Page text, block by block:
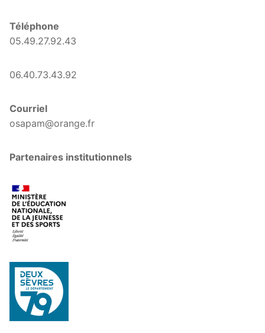
Téléphone
05.49.27.92.43
06.40.73.43.92
Courriel
osapam@orange.fr
Partenaires institutionnels